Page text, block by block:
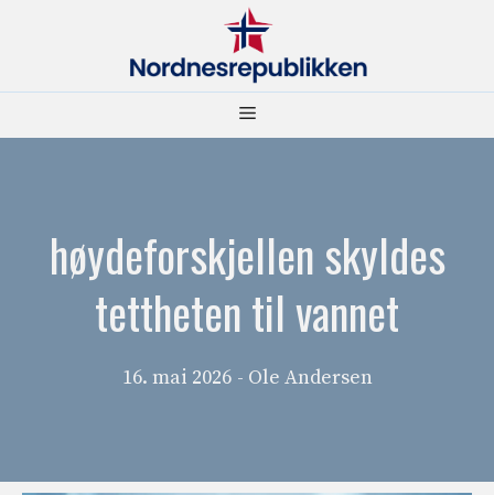
Meny
høydeforskjellen skyldes
tettheten til vannet
16. mai 2026 - Ole Andersen